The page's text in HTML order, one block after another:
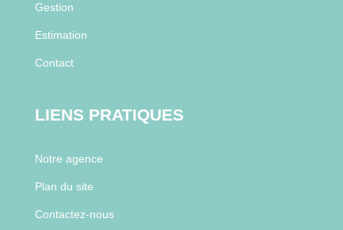
Gestion
Estimation
Contact
LIENS PRATIQUES
Notre agence
Plan du site
Contactez-nous